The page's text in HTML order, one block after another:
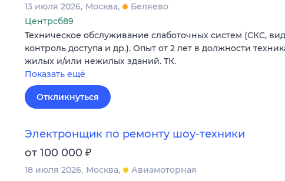
13 июля 2026 Москва
Беляево
Центрсб89
Техническое обслуживание слаботочных систем (СКС,
контроль доступа и др.). Опыт от 2 лет в должности
жилых и/или нежилых зданий. ТК.
Показать ещё
Откликнуться
Электронщик по ремонту шоу-техники
от 100 000 ₽
18 июля 2026 Москва
Авиамоторная